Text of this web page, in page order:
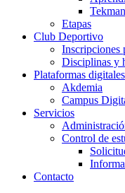
Tekman
Etapas
Club Deportivo
Inscripciones
Disciplinas y
Plataformas digitales
Akdemia
Campus
Servicios
Control de
Contacto